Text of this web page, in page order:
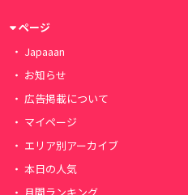
ページ
Japaaan
お知らせ
広告掲載について
マイページ
エリア別アーカイブ
本日の人気